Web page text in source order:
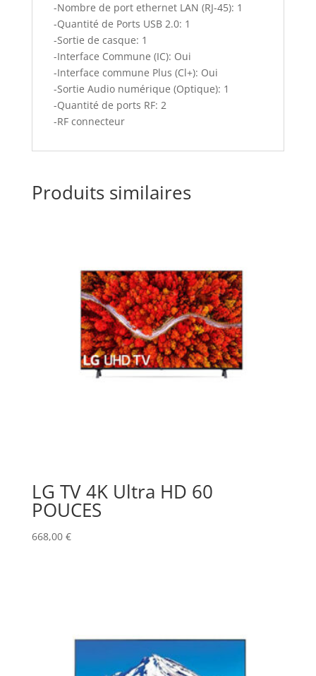
-Nombre de port ethernet LAN (RJ-45): 1
-Quantité de Ports USB 2.0: 1
-Sortie de casque: 1
-Interface Commune (IC): Oui
-Interface commune Plus (Cl+): Oui
-Sortie Audio numérique (Optique): 1
-Quantité de ports RF: 2
-RF connecteur
Produits similaires
LG TV 4K Ultra HD 60
POUCES
668,00 €